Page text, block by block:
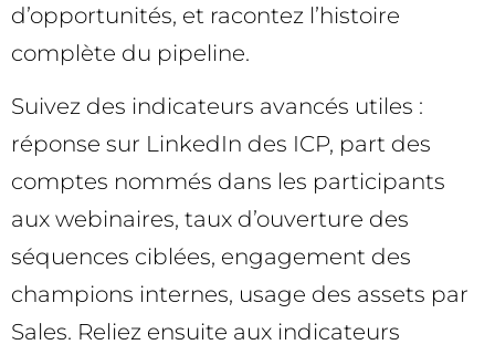
d’opportunités, et racontez l’histoire
complète du pipeline.
Suivez des indicateurs avancés utiles :
réponse sur LinkedIn des ICP, part des
comptes nommés dans les participants
aux webinaires, taux d’ouverture des
séquences ciblées, engagement des
champions internes, usage des assets par
Sales. Reliez ensuite aux indicateurs